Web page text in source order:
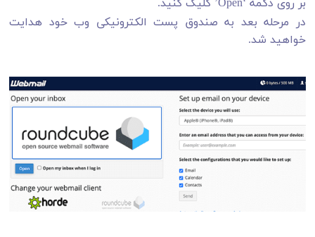
در مرحله بعد به صندوق پست الکترونیکی وب خود هدایت
خواهید شد.